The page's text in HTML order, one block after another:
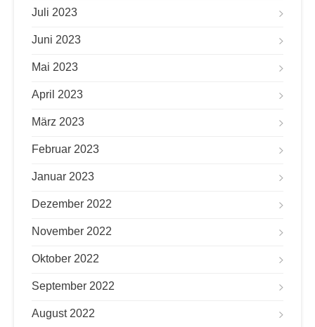
Juli 2023
Juni 2023
Mai 2023
April 2023
März 2023
Februar 2023
Januar 2023
Dezember 2022
November 2022
Oktober 2022
September 2022
August 2022